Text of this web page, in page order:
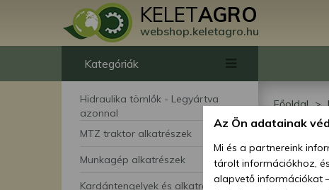
KELETAGRO
webshop.keletagro.hu
Kategóriák
Hidraulika tömlők - Legyártva
azonnal
MTZ traktor alkatrészek
Munkagép alkatrészek
Kardántengelyek és alkatrészei
Főoldal
Japán
Az Ön adatainak
Mi és a partnereink
tárolt információkhoz,
alapvető információkat